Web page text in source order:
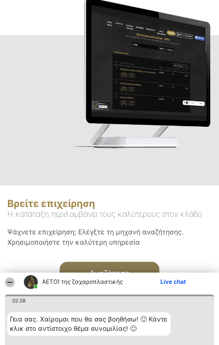
ΑΕΤΟΊ της ζαχαροπλαστικής Live chat
02:28
Γεια σας. Χαίρομαι που θα σας βοηθήσω! 🙂 Κάντε
κλικ στο αντίστοιχο θέμα συνομιλίας! 🙂
Βρείτε επιχείρηση
Η κατάταξη περιλαμβάνει τους καλύτερους στον κλάδο
Ψάχνετε επιχείρηση; Ελέγξτε τη μηχανή αναζήτησης.
Χρησιμοποιήστε την καλύτερη υπηρεσία
Αναζήτηση